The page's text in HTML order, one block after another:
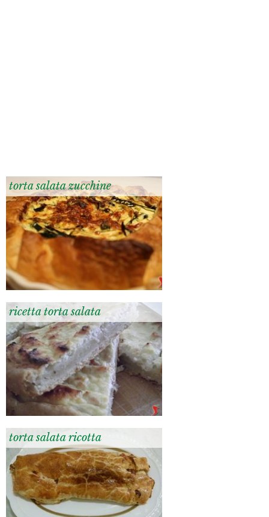
torta salata zucchine
ricetta torta salata
torta salata ricotta